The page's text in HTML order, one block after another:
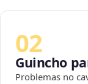
02
Guincho
Problemas no